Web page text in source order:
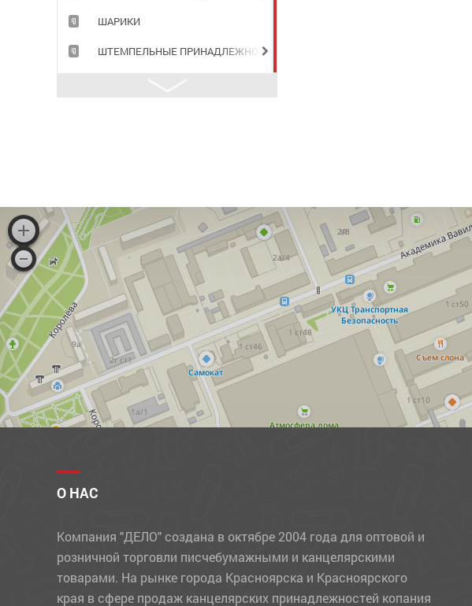
ШАРИКИ
ШТЕМПЕЛЬНЫЕ ПРИНАДЛЕЖНОСТИ
О НАС
Компания "ДЕЛО" создана в октябре 2004 года для оптовой и
розничной торговли писчебумажными и канцелярскими
товарами. На рынке города Красноярска и Красноярского
края в сфере продаж канцелярских принадлежностей копания